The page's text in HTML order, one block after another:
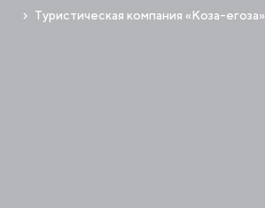
Туристическая компания «Коза-егоза»